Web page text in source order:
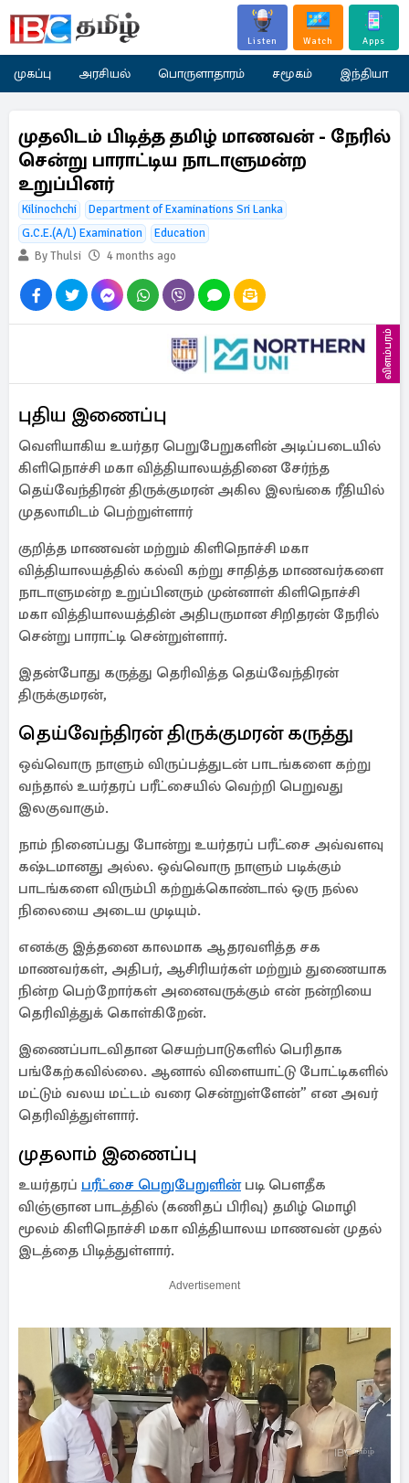
Listen Watch Apps
முகப்பு அரசியல் பொருளாதாரம் சமூகம் இந்தியா
முதலிடம் பிடித்த தமிழ் மாணவன் - நேரில்
சென்று பாராட்டிய நாடாளுமன்ற
உறுப்பினர்
Kilinochchi
Department of Examinations Sri Lanka
G.C.E.(A/L) Examination
Education
By Thulsi
4 months ago
விளம்பரம்
புதிய இணைப்பு
வெளியாகிய உயர்தர பெறுபேறுகளின் அடிப்படையில்
கிளிநொச்சி மகா வித்தியாலயத்தினை சேர்ந்த
தெய்வேந்திரன் திருக்குமரன் அகில இலங்கை ரீதியில்
முதலாமிடம் பெற்றுள்ளார்
குறித்த மாணவன் மற்றும் கிளிநொச்சி மகா
வித்தியாலயத்தில் கல்வி கற்று சாதித்த மாணவர்களை
நாடாளுமன்ற உறுப்பினரும் முன்னாள் கிளிநொச்சி
மகா வித்தியாலயத்தின் அதிபருமான சிறிதரன் நேரில்
சென்று பாராட்டி சென்றுள்ளார்.
இதன்போது கருத்து தெரிவித்த தெய்வேந்திரன்
திருக்குமரன்,
தெய்வேந்திரன் திருக்குமரன் கருத்து
ஒவ்வொரு நாளும் விருப்பத்துடன் பாடங்களை கற்று
வந்தால் உயர்தரப் பரீட்சையில் வெற்றி பெறுவது
இலகுவாகும்.
நாம் நினைப்பது போன்று உயர்தரப் பரீட்சை அவ்வளவு
கஷ்டமானது அல்ல. ஒவ்வொரு நாளும் படிக்கும்
பாடங்களை விரும்பி கற்றுக்கொண்டால் ஒரு நல்ல
நிலையை அடைய முடியும்.
எனக்கு இத்தனை காலமாக ஆதரவளித்த சக
மாணவர்கள், அதிபர், ஆசிரியர்கள் மற்றும் துணையாக
நின்ற பெற்றோர்கள் அனைவருக்கும் என் நன்றியை
தெரிவித்துக் கொள்கிறேன்.
இணைப்பாடவிதான செயற்பாடுகளில் பெரிதாக
பங்கேற்கவில்லை. ஆனால் விளையாட்டு போட்டிகளில்
மட்டும் வலய மட்டம் வரை சென்றுள்ளேன்” என அவர்
தெரிவித்துள்ளார்.
முதலாம் இணைப்பு
உயர்தரப் பரீட்சை பெறுபேறுளின்படி பௌதீக
விஞ்ஞான பாடத்தில் (கணிதப் பிரிவு) தமிழ் மொழி
மூலம் கிளிநொச்சி மகா வித்தியாலய மாணவன் முதல்
இடத்தை பிடித்துள்ளார்.
Advertisement